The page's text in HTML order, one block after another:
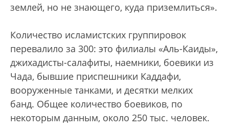
землей, но не знающего, куда приземлиться».
Количество исламистских группировок
перевалило за 300: это филиалы «Аль-Каиды»,
джихадисты-салафиты, наемники, боевики из
Чада, бывшие приспешники Каддафи,
вооруженные танками, и десятки мелких
банд. Общее количество боевиков, по
некоторым данным, около 250 тыс. человек.